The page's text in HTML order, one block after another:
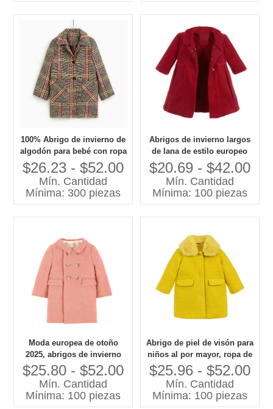
100% Abrigo de invierno de
algodón para bebé con ropa
de estambre para niños con
estampado de cuadros
$26.23 - $52.00
Mín. Cantidad
Mínima: 300 piezas
Abrigos de invierno largos
de lana de estilo europeo
para niñas, trajes bordados
para niños
$20.69 - $42.00
Mín. Cantidad
Mínima: 100 piezas
Moda europea de otoño
2025, abrigos de invierno
para niños, abrigo largo de
Cachemira para niñas
$25.80 - $52.00
Mín. Cantidad
Mínima: 100 piezas
Abrigo de piel de visón para
niños al por mayor, ropa de
marca para niñas de
longitud larga
$25.96 - $52.00
Mín. Cantidad
Mínima: 100 piezas